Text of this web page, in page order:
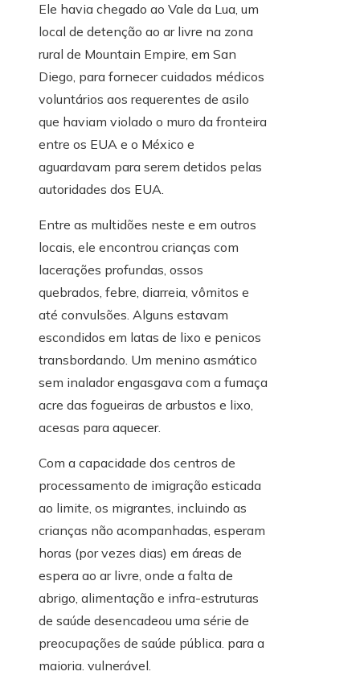
Ele havia chegado ao Vale da Lua, um
local de detenção ao ar livre na zona
rural de Mountain Empire, em San
Diego, para fornecer cuidados médicos
voluntários aos requerentes de asilo
que haviam violado o muro da fronteira
entre os EUA e o México e
aguardavam para serem detidos pelas
autoridades dos EUA.
Entre as multidões neste e em outros
locais, ele encontrou crianças com
lacerações profundas, ossos
quebrados, febre, diarreia, vômitos e
até convulsões. Alguns estavam
escondidos em latas de lixo e penicos
transbordando. Um menino asmático
sem inalador engasgava com a fumaça
acre das fogueiras de arbustos e lixo,
acesas para aquecer.
Com a capacidade dos centros de
processamento de imigração esticada
ao limite, os migrantes, incluindo as
crianças não acompanhadas, esperam
horas (por vezes dias) em áreas de
espera ao ar livre, onde a falta de
abrigo, alimentação e infra-estruturas
de saúde desencadeou uma série de
preocupações de saúde pública. para a
maioria. vulnerável.